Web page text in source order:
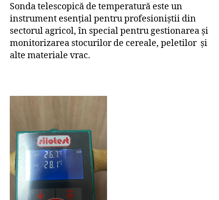
Sonda telescopică de temperatură este un
instrument esențial pentru profesioniștii din
sectorul agricol, în special pentru gestionarea și
monitorizarea stocurilor de cereale, peletilor și
alte materiale vrac.